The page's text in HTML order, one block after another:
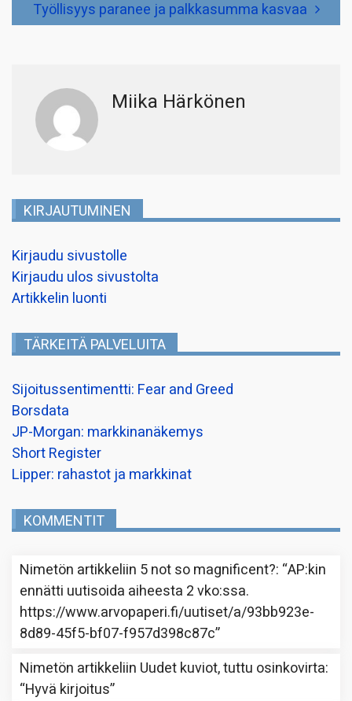
Työllisyys paranee ja palkkasumma kasvaa
Miika Härkönen
KIRJAUTUMINEN
Kirjaudu sivustolle
Kirjaudu ulos sivustolta
Artikkelin luonti
TÄRKEITÄ PALVELUITA
Sijoitussentimentti: Fear and Greed
Borsdata
JP-Morgan: markkinanäkemys
Short Register
Lipper: rahastot ja markkinat
KOMMENTIT
Nimetön artikkeliin 5 not so magnificent?: “AP:kin
ennätti uutisoida aiheesta 2 vko:ssa.
https://www.arvopaperi.fi/uutiset/a/93bb923e-
8d89-45f5-bf07-f957d398c87c”
Nimetön artikkeliin Uudet kuviot, tuttu osinkovirta:
“Hyvä kirjoitus”